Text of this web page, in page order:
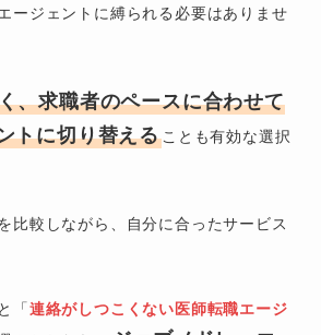
ージェントに縛られる必要はありませ
、求職者のペースに合わせて
トに切り替える ことも有効な選択
比較しながら、自分に合ったサービス
「連絡がしつこくない医師転職エージ